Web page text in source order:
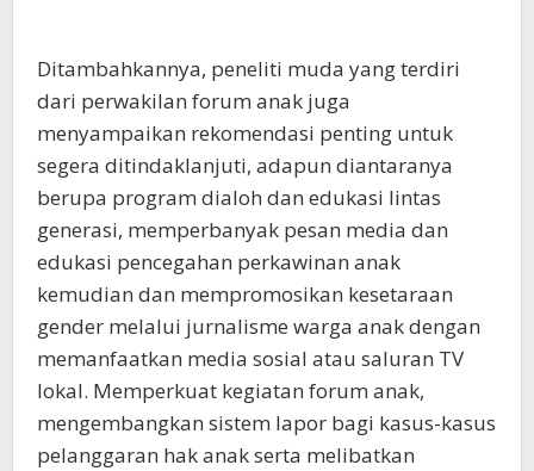
Ditambahkannya, peneliti muda yang terdiri
dari perwakilan forum anak juga
menyampaikan rekomendasi penting untuk
segera ditindaklanjuti, adapun diantaranya
berupa program dialoh dan edukasi lintas
generasi, memperbanyak pesan media dan
edukasi pencegahan perkawinan anak
kemudian dan mempromosikan kesetaraan
gender melalui jurnalisme warga anak dengan
memanfaatkan media sosial atau saluran TV
lokal. Memperkuat kegiatan forum anak,
mengembangkan sistem lapor bagi kasus-kasus
pelanggaran hak anak serta melibatkan